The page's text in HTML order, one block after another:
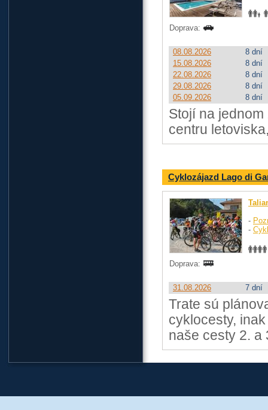
Doprava:
08.08.2026
8 dní
15.08.2026
8 dní
22.08.2026
8 dní
29.08.2026
8 dní
05.09.2026
8 dní
Stojí na
centru
Cyklozájazd Lago di
-
-
Doprava:
31.08.2026 7 dní
Trate sú
cyklocesty,
naše cesty 2. a